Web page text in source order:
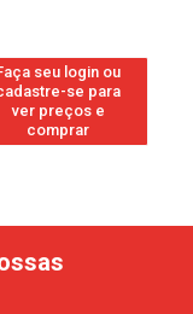
seu login ou
se para
ver preços e
comprar